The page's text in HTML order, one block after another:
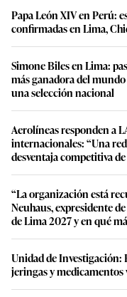
Papa León XIV en Perú:
confirmadas en Lima,
Simone Biles en Lima:
más ganadora del
una selección nacional
Aerolíneas responden a
internacionales: “Una
desventaja competitiva
“La organización está
Neuhaus, expresidente
de Lima 2027 y en qué
Unidad de Investigación:
jeringas y medicamentos